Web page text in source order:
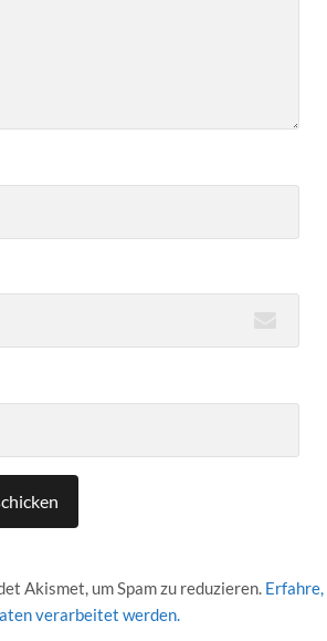
Akismet, um Spam zu reduzieren. Erfahre,
verarbeitet werden.